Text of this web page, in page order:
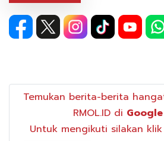
Temukan berita-berita
RMOL.ID di
Untuk mengikuti silakan